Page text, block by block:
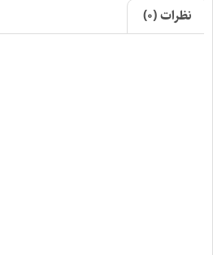
نظرات (0)